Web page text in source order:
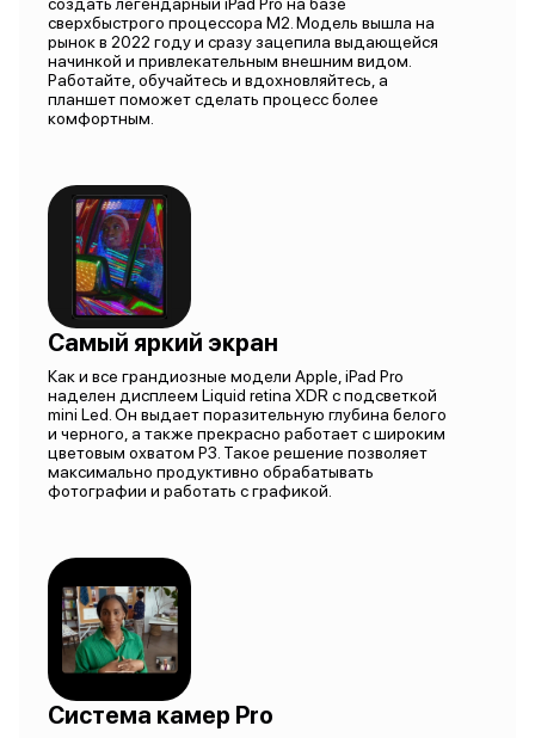
сверхбыстрого процессора M2. Модель вышла на
рынок в 2022 году и сразу зацепила выдающейся
начинкой и привлекательным внешним видом.
Работайте, обучайтесь и вдохновляйтесь, а
планшет поможет сделать процесс более
комфортным.
Самый яркий экран
Как и все грандиозные модели Apple, iPad Pro
наделен дисплеем Liquid retina XDR c подсветкой
mini Led. Он выдает поразительную глубина белого
и черного, а также прекрасно работает с широким
цветовым охватом P3. Такое решение позволяет
максимально продуктивно обрабатывать
фотографии и работать с графикой.
Система камер Pro